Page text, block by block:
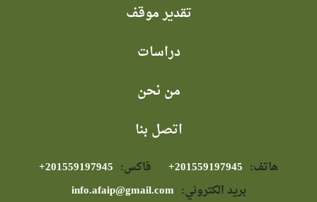
تقدير موقف
دراسات
من نحن
اتصل بنا
هاتف: فاكس:
بريد الكتروني: info.afaip@gmail.com